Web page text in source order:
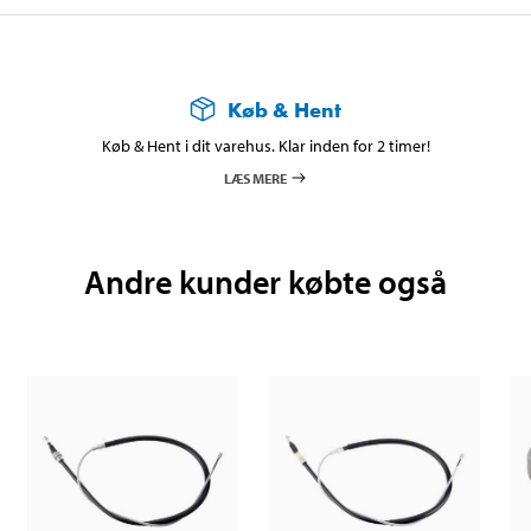
Køb & Hent
Køb & Hent i dit varehus. Klar inden for 2 timer!
LÆS MERE
Andre kunder købte også